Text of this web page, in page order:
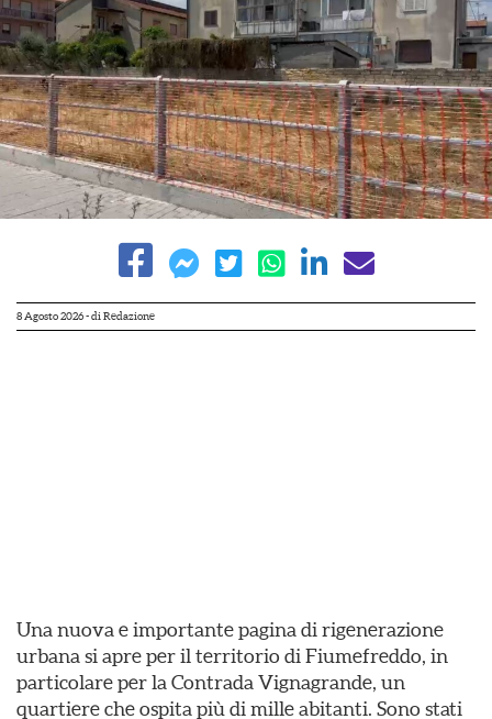
8 Agosto 2026- di Redazione
Una nuova e importante pagina di rigenerazione
urbana si apre per il territorio di Fiumefreddo, in
particolare per la Contrada Vignagrande, un
quartiere che ospita più di mille abitanti. Sono stati